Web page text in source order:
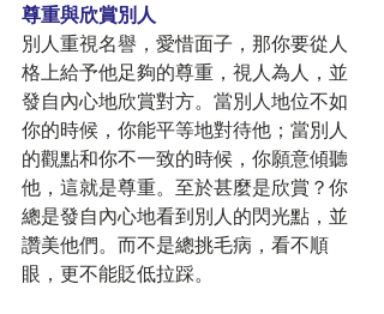
尊重與欣賞別人
別人重視名譽，愛惜面子，那你要從人
格上給予他足夠的尊重，視人為人，並
發自內心地欣賞對方。當別人地位不如
你的時候，你能平等地對待他；當別人
的觀點和你不一致的時候，你願意傾聽
他，這就是尊重。至於甚麼是欣賞？你
總是發自內心地看到別人的閃光點，並
讚美他們。而不是總挑毛病，看不順
眼，更不能貶低拉踩。